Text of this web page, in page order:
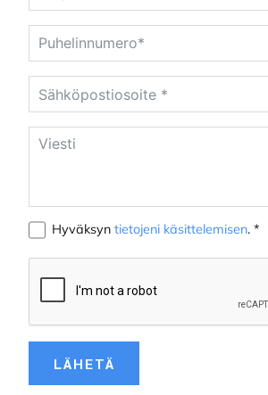
Hyväksyn tietojeni käsittelemisen. *
LÄHETÄ